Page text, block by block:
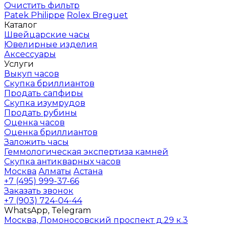
Очистить фильтр
Patek Philippe Rolex Breguet
Каталог
Швейцарские часы
Ювелирные изделия
Аксессуары
Услуги
Выкуп часов
Скупка бриллиантов
Продать сапфиры
Скупка изумрудов
Продать рубины
Оценка часов
Оценка бриллиантов
Заложить часы
Геммологическая экспертиза камней
Скупка антикварных часов
Москва Алматы Астана
+7 (495) 999-37-66
Заказать звонок
+7 (903) 724-04-44
WhatsApp, Telegram
Москва, Ломоносовский проспект д.29 к.3